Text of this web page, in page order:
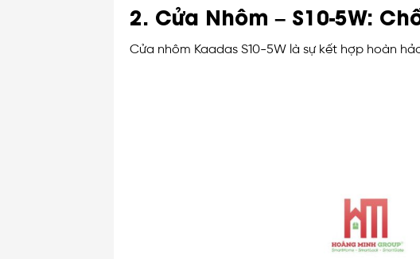
2. Cửa Nhôm – S10-5W:
Cửa nhôm Kaadas S10-5W là sự kết hợp hoàn